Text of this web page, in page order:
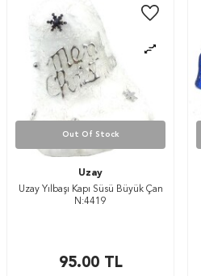
Out Of Stock
Uzay
Uzay Yılbaşı Kapı Süsü Büyük Çan
N:4419
95.00TL